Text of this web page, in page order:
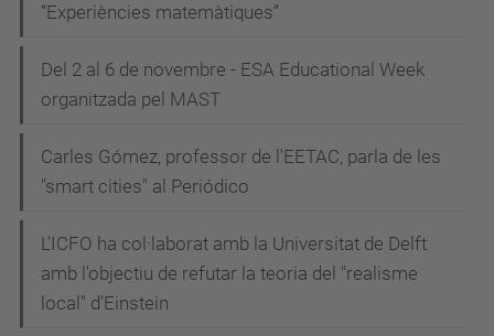
“Experiències matemàtiques”
Del 2 al 6 de novembre - ESA Educational Week
organitzada pel MAST
Carles Gómez, professor de l'EETAC, parla de les
"smart cities" al Periódico
L'ICFO ha col·laborat amb la Universitat de Delft
amb l'objectiu de refutar la teoria del "realisme
local" d'Einstein